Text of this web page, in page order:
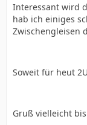
Interessant wird
hab ich einiges
Zwischengleisen
Soweit für heut
Gruß vielleicht